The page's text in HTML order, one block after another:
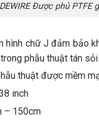
Được phủ
hình chữ J đảm bảo
phẫu thuật tán
thuật được mềm
inch
– 150cm